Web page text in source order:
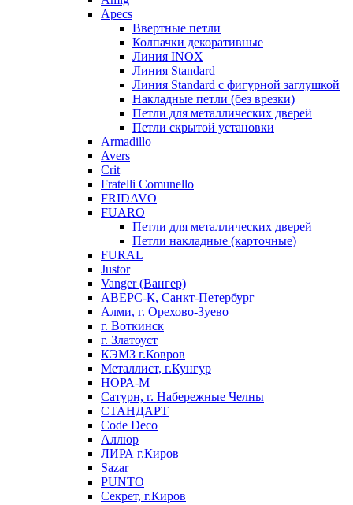
Apecs
Ввертные петли
Колпачки декоративные
Линия INOX
Линия Standard
Линия Standard с фигурной заглушкой
Накладные петли (без врезки)
Петли для металлических дверей
Петли скрытой установки
Armadillo
Avers
Crit
Fratelli Comunello
FRIDAVO
FUARO
Петли для металлических дверей
Петли накладные (карточные)
FURAL
Justor
Vanger (Вангер)
АВЕРС-К, Санкт-Петербург
Алми, г. Орехово-Зуево
г. Воткинск
г. Златоуст
КЭМЗ г.Ковров
Металлист, г.Кунгур
НОРА-М
Сатурн, г. Набережные Челны
СТАНДАРТ
Code Deco
Аллюр
ЛИРА г.Киров
Sazar
PUNTO
Секрет, г.Киров